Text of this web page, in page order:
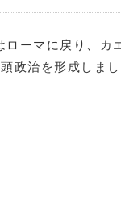
ーマに戻り、
政治を形成しま